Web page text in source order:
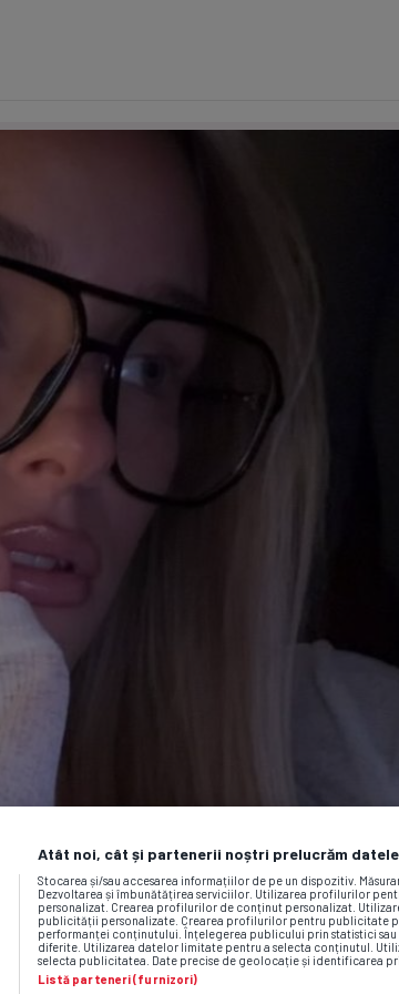
Atât noi, cât și partenerii noștri prelucrăm
Stocarea și/sau accesarea informațiilor de pe un dispozitiv.
Dezvoltarea și îmbunătățirea serviciilor. Utilizarea profilurilor
personalizat. Crearea profilurilor de conținut personalizat.
publicității personalizate. Crearea profilurilor pentru publicitate
performanței conținutului. Înțelegerea publicului prin statistici
diferite. Utilizarea datelor limitate pentru a selecta conținutul.
selecta publicitatea. Date precise de geolocație și identificarea
Listă parteneri (furnizori)